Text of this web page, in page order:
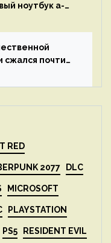
ноутбук a-
и шесть
сжался почти
RED
2077 DLC
MICROSOFT
PLAYSTATION
PS5 RESIDENT EVIL